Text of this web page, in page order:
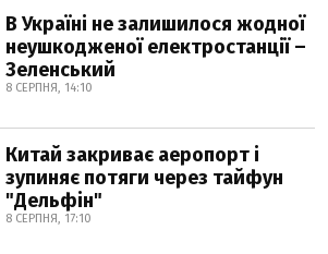
В Україні не залишилося жодної
неушкодженої електростанції –
Зеленський
8 СЕРПНЯ, 14:10
Китай закриває аеропорт і
зупиняє потяги через тайфун
"Дельфін"
8 СЕРПНЯ, 17:10